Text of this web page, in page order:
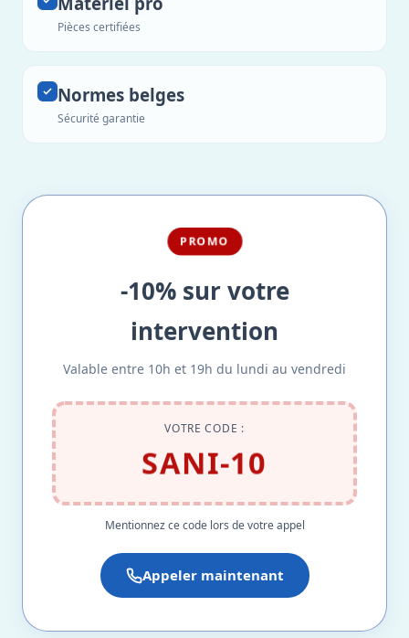
Pièces certifiées
Normes belges
Sécurité garantie
PROMO
-10% sur votre
intervention
Valable entre 10h et 19h du lundi au vendredi
VOTRE CODE :
SANI-10
Mentionnez ce code lors de votre appel
Appeler maintenant